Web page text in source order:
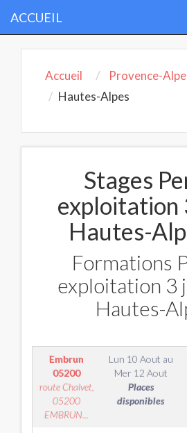
ACCUEIL
Accueil
Provence-
Hautes-Alpes
Stages
exploitation
Hautes-
Formations
exploitation 3
Hautes-
Embrun
05200
route Chalvet,
05200
EMBRUN...
Lun 10 Aout au
Mer 12 Aout
Places
disponibles